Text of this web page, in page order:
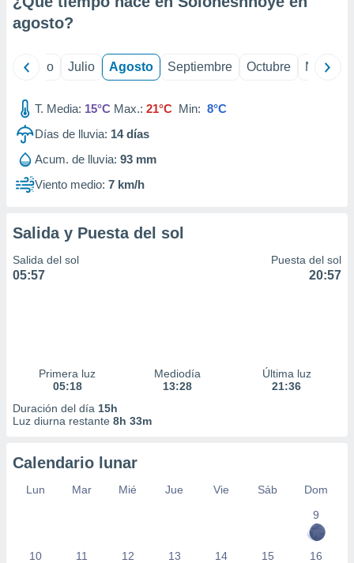
e
publicidad
publicidad
de
agosto?
Junio Julio Agosto Septiembre Octubre
T. Media: 15°C Max.: 21°C Min: 8°C
Días de lluvia: 14días
Acum. de lluvia: 93 mm
Viento medio: 7 km/h
Salida y Puesta del sol
Salida del sol
05:57
Puesta del sol
20:57
Primera luz
05:18
Mediodía
13:28
Última luz
21:36
Duración del día 15h
Luz diurna restante 8h 33m
Calendario lunar
Lun Mar Mié Jue Vie Sáb
Dom
9
10 11 12 13 14 15 16